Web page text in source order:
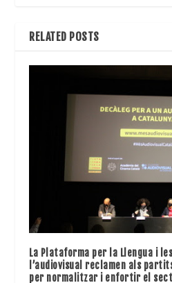
RELATED POSTS
La Plataforma per la Llengua i
l’audiovisual reclamen als
per normalitzar i enfortir el